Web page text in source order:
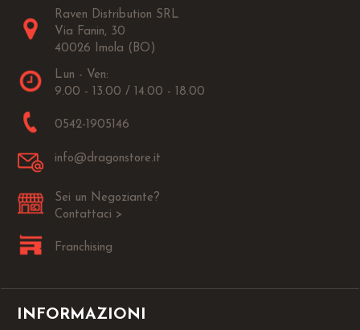
Raven Distribution SRL
Via Fanin, 30
40026 Imola (BO)
Lun - Ven:
9.00 - 13.00 / 14.00 - 18.00
0542-1905146
info@dragonstore.it
Sei un Negoziante?
Contattaci >
Franchising
INFORMAZIONI